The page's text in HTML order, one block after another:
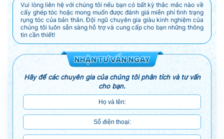
Vui lòng liên hệ với chúng tôi nếu bạn có bất kỳ thắc mắc nào về
cấy ghép tóc hoặc mong muốn được đánh giá miễn phí tình trạng
rụng tóc của bản thân. Đội ngũ chuyên gia giàu kinh nghiệm của
chúng tôi luôn sẵn sàng hỗ trợ và cung cấp cho bạn những thông
tin cần thiết!
Hãy để các chuyên gia của chúng tôi phân tích và tư vấn
cho bạn.